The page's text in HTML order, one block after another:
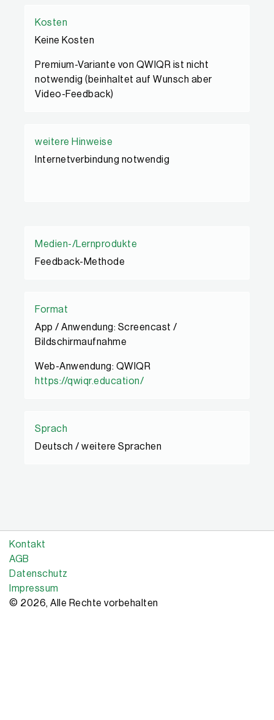
Kosten
Keine Kosten
Premium-Variante von QWIQR ist nicht
notwendig (beinhaltet auf Wunsch aber
Video-Feedback)
weitere Hinweise
Internetverbindung notwendig
Medien-/Lernprodukte
Feedback-Methode
Format
App / Anwendung: Screencast /
Bildschirmaufnahme
Web-Anwendung: QWIQR
https://qwiqr.education/
Sprach
Deutsch / weitere Sprachen
© 2026, Alle Rechte vorbehalten
Impressum
Datenschutz
AGB
Kontakt